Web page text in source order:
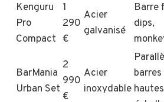
Kenguru
Pro
Compact
1
290
€
Acier
galvanisé
Barre
dips,
BarMania
Urban Set
2
990
€
Acier
inoxydable
barres